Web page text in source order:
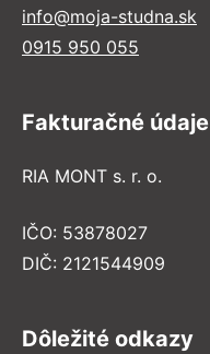
info@moja-studna.sk
0915 950 055
Fakturačné údaje
RIA MONT s. r. o.
IČO: 53878027
DIČ: 2121544909
Dôležité odkazy